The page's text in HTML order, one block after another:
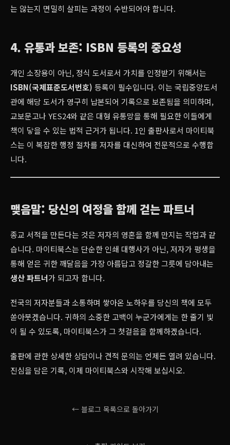
는 않는지 면밀히 살피는 과정이 수반되어야 합니다.
4. 유통과 보존: ISBN 등록의 중요성
개인 소장용이 아닌, 정식 도서로서 가치를 인정받기 위해서는
ISBN(국제표준도서번호) 등록이 필수입니다. 이는 국립중앙도서
관에 해당 도서가 영구히 납본되어 기록으로 보존됨을 의미하며,
교보문고나 YES24와 같은 대형 유통망을 통해 필요한 이들에게
책이 닿을 수 있는 법적 근거가 됩니다. 1인 출판사로서 마이티북
스는 이 복잡한 행정 절차를 저자를 대신하여 전문적으로 수행합
니다.
맺음말: 당신의 여정을 함께 걷는 파트너
종교 서적을 만든다는 것은 저자의 영혼을 함께 만지는 작업과 같
습니다. 마이티북스는 단순한 인쇄 대행사가 아닌, 저자가 평생을
통해 얻은 귀한 깨달음을 가장 아름답고 정갈한 그릇에 담아내는
생산 파트너가 되고자 합니다.
전국의 저자분들과 소통하며 쌓아온 노하우를 당신의 책에 모두
쏟아붓겠습니다. 귀하의 소중한 고백이 누군가에게는 한 줄기 빛
이 될 수 있도록, 마이티북스가 그 첫걸음을 함께하겠습니다.
출판에 관한 상세한 상담이나 견적 문의는 언제든 열려 있습니다.
진심을 담은 기록, 이제 마이티북스와 시작해 보십시오.
← 블로그 목록으로 돌아가기